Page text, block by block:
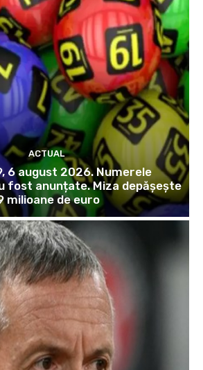
ACTUAL
6 august 2026. Numerele
fost anunțate. Miza depășește
milioane de euro